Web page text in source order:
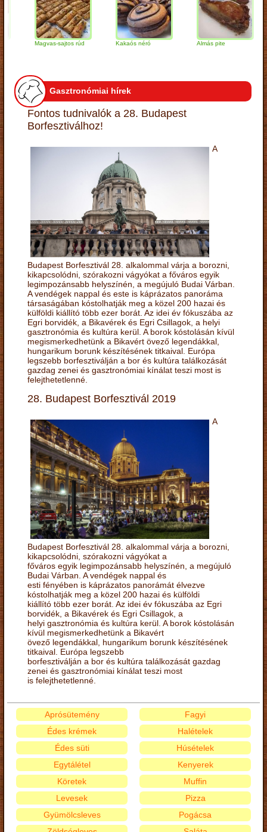
Magvas-sajtos rúd Kakaós néró Almás pite
Gasztronómiai hírek
Fontos tudnivalók a 28. Budapest
Borfesztiválhoz!
A
Budapest Borfesztivál 28. alkalommal várja a borozni,
kikapcsolódni, szórakozni vágyókat a főváros egyik
legimpozánsabb helyszínén, a megújuló Budai Várban.
A vendégek nappal és este is káprázatos panoráma
társaságában kóstolhatják meg a közel 200 hazai és
külföldi kiállító több ezer borát. Az idei év fókuszába az
Egri borvidék, a Bikavérek és Egri Csillagok, a helyi
gasztronómia és kultúra kerül. A borok kóstolásán kívül
megismerkedhetünk a Bikavért övező legendákkal,
hungarikum borunk készítésének titkaival. Európa
legszebb borfesztiválján a bor és kultúra találkozását
gazdag zenei és gasztronómiai kínálat teszi most is
felejthetetlenné.
28. Budapest Borfesztivál 2019
A
Budapest Borfesztivál 28. alkalommal várja a borozni,
kikapcsolódni, szórakozni vágyókat a
főváros egyik legimpozánsabb helyszínén, a megújuló
Budai Várban. A vendégek nappal és
esti fényében is káprázatos panorámát élvezve
kóstolhatják meg a közel 200 hazai és külföldi
kiállító több ezer borát. Az idei év fókuszába az Egri
borvidék, a Bikavérek és Egri Csillagok, a
helyi gasztronómia és kultúra kerül. A borok kóstolásán
kívül megismerkedhetünk a Bikavért
övező legendákkal, hungarikum borunk készítésének
titkaival. Európa legszebb
borfesztiválján a bor és kultúra találkozását gazdag
zenei és gasztronómiai kínálat teszi most
is felejthetetlenné.
Aprósütemény
Édes krémek
Édes süti
Egytálétel
Fagyi
Halételek
Húsételek
Kenyerek
Köretek
Levesek
Gyümölcsleves
Muffin
Pizza
Pogácsa